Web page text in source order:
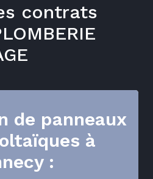
contrats
de panneaux
à
: